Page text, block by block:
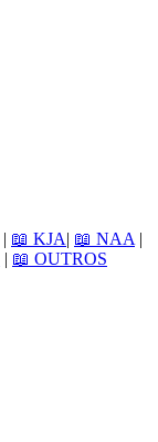
| 📖 KJA| 📖 NAA |
| 📖 OUTROS